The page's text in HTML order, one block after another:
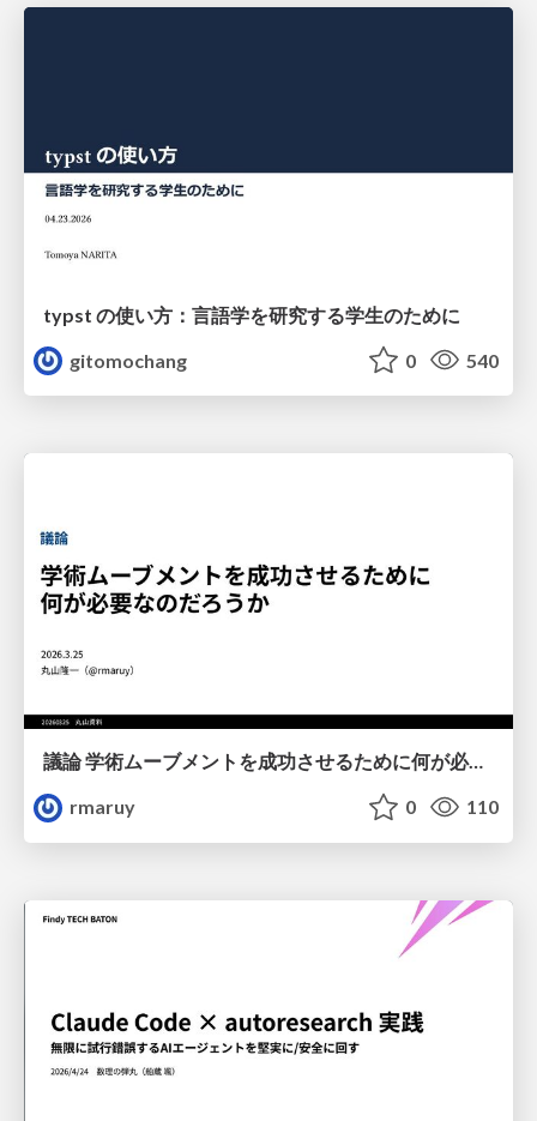
typst の使い方：言語学を研究する学生のために
gitomochang
0 540
議論 学術ムーブメントを成功させるために何が必要なのだろうか
rmaruy
0 110